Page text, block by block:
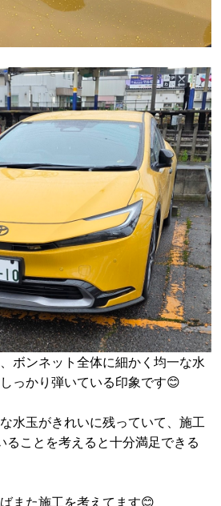
ボンネット全体に細かく均一な水
っかり弾いている印象です😊
水玉がきれいに残っていて、施工
ることを考えると十分満足できる
また施工を考えてます😊